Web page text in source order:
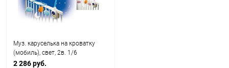
Муз. каруселька на кроватку
(мобиль), свет, 2в. 1/6
2 286 руб.